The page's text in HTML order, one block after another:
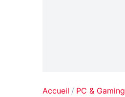
Accueil PC & Gaming